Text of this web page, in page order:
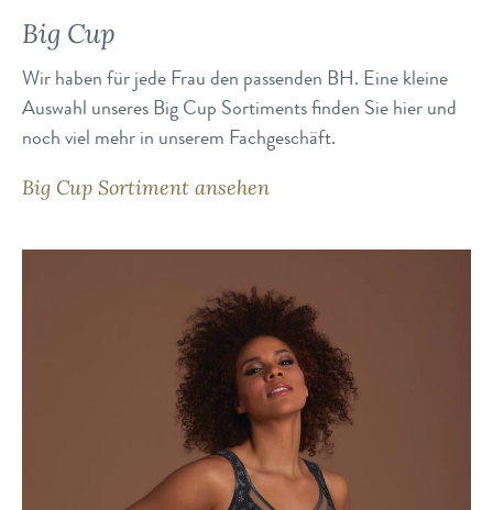
Big Cup
Wir haben für jede Frau den passenden BH. Eine kleine
Auswahl unseres Big Cup Sortiments finden Sie hier und
noch viel mehr in unserem Fachgeschäft.
Big Cup Sortiment ansehen